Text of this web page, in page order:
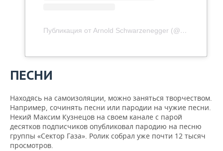
Публикация от Arnold Schwarzenegger (@schwarzenegger)
ПЕСНИ
Находясь на самоизоляции, можно заняться творчеством.
Например, сочинять песни или пародии на чужие песни.
Некий Максим Кузнецов на своем канале с парой
десятков подписчиков опубликовал пародию на песню
группы «Сектор Газа». Ролик собрал уже почти 12 тысяч
просмотров.